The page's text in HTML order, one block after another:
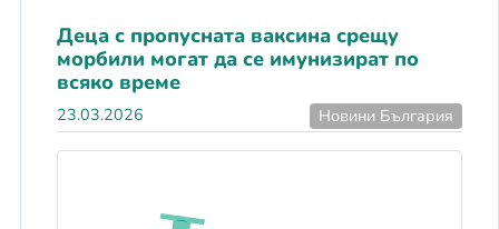
Деца с пропусната ваксина срещу
морбили могат да се имунизират по
всяко време
23.03.2026 Новини България